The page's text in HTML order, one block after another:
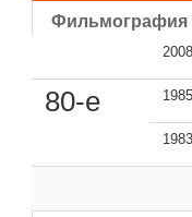
Фильмография
2008
80-е 1985
1983
Кристофер
,